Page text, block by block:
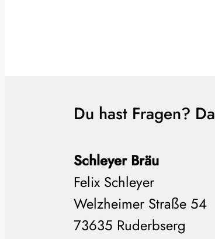
Du hast Fragen?
Schleyer Bräu
Felix Schleyer
Welzheimer Straße 54
73635 Ruderbserg